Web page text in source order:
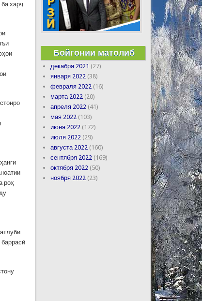
харҷ
роҳ
Бойгонии матолиб
декабря 2021 (27)
января 2022 (38)
февраля 2022 (16)
марта 2022 (20)
апреля 2022 (41)
мая 2022 (103)
июня 2022 (172)
июля 2022 (29)
августа 2022 (160)
сентября 2022 (169)
октября 2022 (50)
ноября 2022 (23)